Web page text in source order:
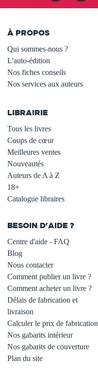
À PROPOS
Qui sommes-nous ?
L'auto-édition
Nos fiches conseils
Nos services aux auteurs
LIBRAIRIE
Tous les livres
Coups de cœur
Meilleures ventes
Nouveautés
Auteurs de A à Z
18+
Catalogue libraires
BESOIN D'AIDE ?
Centre d'aide - FAQ
Blog
Nous contacter
Comment publier un livre ?
Comment acheter un livre ?
Délais de fabrication et
livraison
Calculer le prix de fabrication
Nos gabarits intérieur
Nos gabarits de couverture
Plan du site